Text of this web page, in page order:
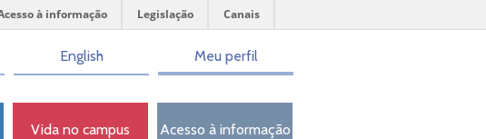
à informação Legislação Canais
English Meu perfil
Vida no campus Acesso à informação